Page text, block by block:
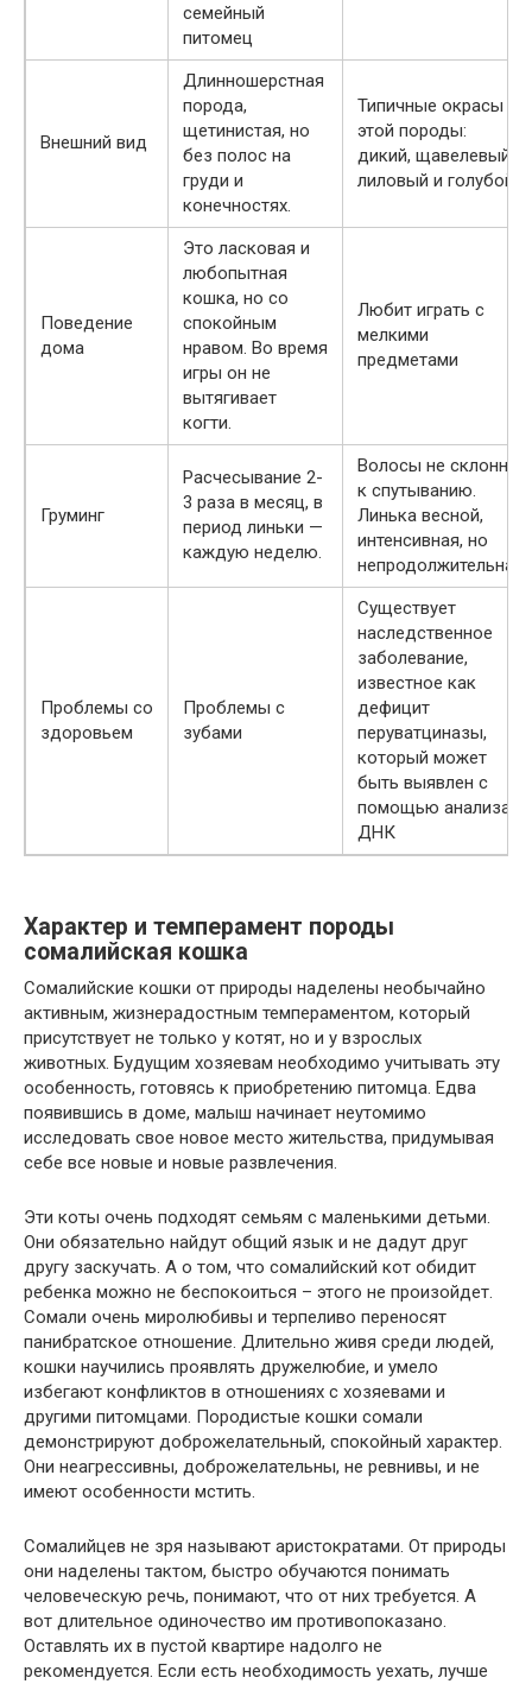
семейный
питомец
Внешний вид
Длинношерстная
порода,
щетинистая, но
без полос на
груди и
конечностях.
Типичные окрасы
этой породы:
дикий, щавелевый,
лиловый и голубой.
Поведение
дома
Это ласковая и
любопытная
кошка, но со
спокойным
нравом. Во время
игры он не
вытягивает
когти.
Любит играть с
мелкими
предметами
Груминг
Расчесывание 2-
3 раза в месяц, в
период линьки —
каждую неделю.
Волосы не склонны
к спутыванию.
Линька весной,
интенсивная, но
непродолжительная
Проблемы со
здоровьем
Проблемы с
зубами
Существует
наследственное
заболевание,
известное как
дефицит
перуватциназы,
который может
быть выявлен с
помощью анализа
ДНК
Характер и темперамент породы
сомалийская кошка
Сомалийские кошки от природы наделены необычайно
активным, жизнерадостным темпераментом, который
присутствует не только у котят, но и у взрослых
животных. Будущим хозяевам необходимо учитывать эту
особенность, готовясь к приобретению питомца. Едва
появившись в доме, малыш начинает неутомимо
исследовать свое новое место жительства, придумывая
себе все новые и новые развлечения.
Эти коты очень подходят семьям с маленькими детьми.
Они обязательно найдут общий язык и не дадут друг
другу заскучать. А о том, что сомалийский кот обидит
ребенка можно не беспокоиться – этого не произойдет.
Сомали очень миролюбивы и терпеливо переносят
панибратское отношение. Длительно живя среди людей,
кошки научились проявлять дружелюбие, и умело
избегают конфликтов в отношениях с хозяевами и
другими питомцами. Породистые кошки сомали
демонстрируют доброжелательный, спокойный характер.
Они неагрессивны, доброжелательны, не ревнивы, и не
имеют особенности мстить.
Сомалийцев не зря называют аристократами. От природы
они наделены тактом, быстро обучаются понимать
человеческую речь, понимают, что от них требуется. А
вот длительное одиночество им противопоказано.
Оставлять их в пустой квартире надолго не
рекомендуется. Если есть необходимость уехать, лучше